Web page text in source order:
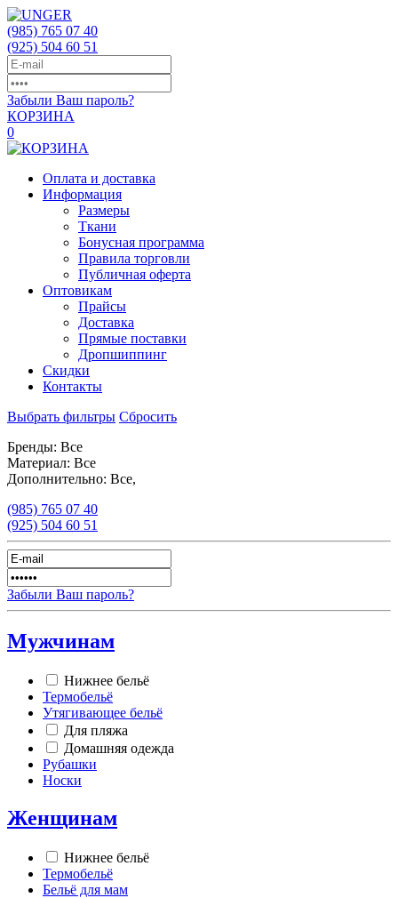
(985) 765 07 40
(925) 504 60 51
Забыли Ваш пароль?
КОРЗИНА
0
Оплата и доставка
Информация
Размеры
Ткани
Бонусная программа
Правила торговли
Публичная оферта
Оптовикам
Прайсы
Доставка
Прямые поставки
Дропшиппинг
Скидки
Контакты
Выбрать фильтры Сбросить
Бренды: Все
Материал: Все
Дополнительно: Все,
(985) 765 07 40
(925) 504 60 51
Забыли Ваш пароль?
Мужчинам
Нижнее бельё
Термобельё
Утягивающее бельё
Для пляжа
Домашняя одежда
Рубашки
Носки
Женщинам
Нижнее бельё
Термобельё
Бельё для мам